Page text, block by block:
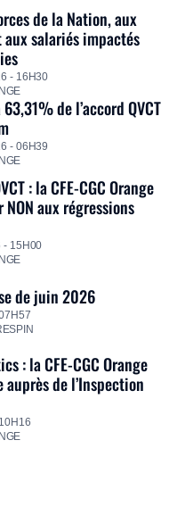
le Groupe mobilise
proposer un diagnostic
pour faire face aux
de la Nation, aux
salariés impactés
- 16H30
de l’accord QVCT
- 06H39
: la CFE-CGC Orange
aux régressions
- 15H00
de juin 2026
: la CFE-CGC Orange
de l’Inspection